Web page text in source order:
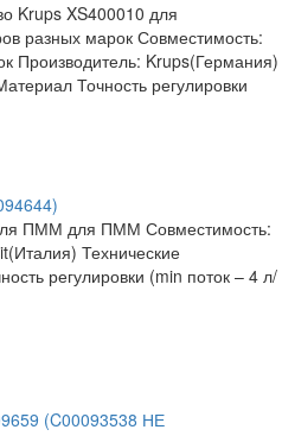
Krups XS400010 для
разных марок Совместимость:
Производитель: Krups(Германия)
Точность регулировки
ПММ для ПММ Совместимость:
Технические
регулировки (min поток – 4 л/
(C00093538 НЕ